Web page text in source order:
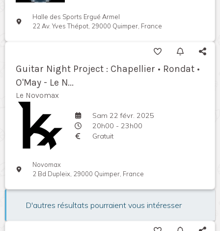
Halle des Sports Ergué Armel
22 Av. Yves Thépot, 29000 Quimper, France
Guitar Night Project : Chapellier • Rondat •
O'May - Le N...
Le Novomax
Sam 22 févr. 2025
20h00 - 23h00
Gratuit
Novomax
2 Bd Dupleix, 29000 Quimper, France
D'autres résultats pourraient vous intéresser